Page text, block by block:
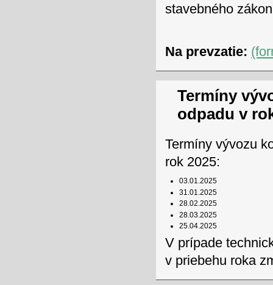
stavebného
Na prevzatie:
Termíny
odpadu v
Termíny vývozu
rok 2025:
03.01.2025
31.01.2025
28.02.2025
28.03.2025
25.04.2025
V prípade
v priebehu roka